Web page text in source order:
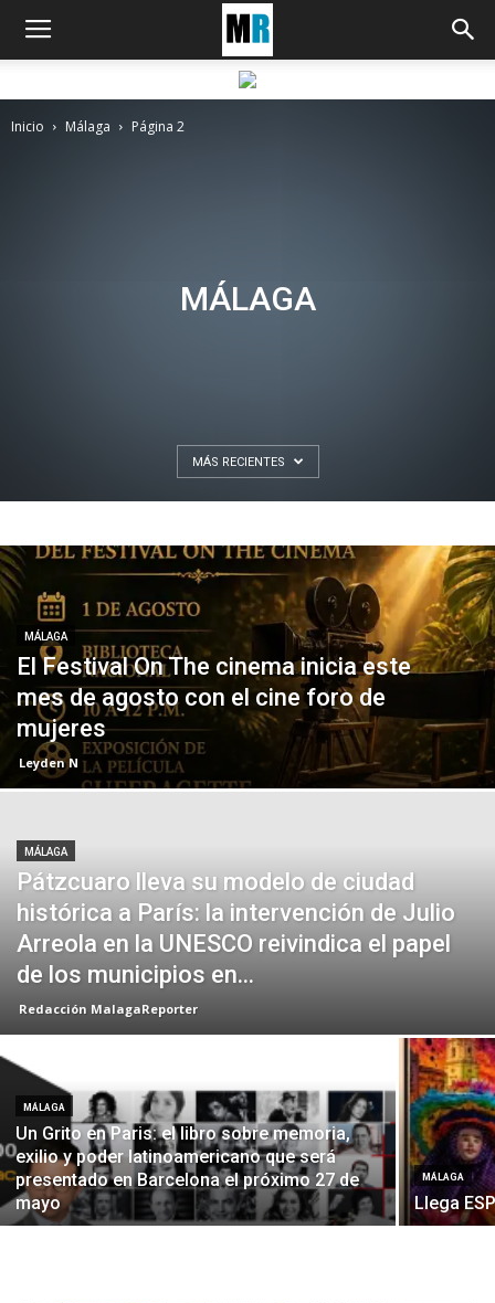
Inicio Málaga Página 2
MÁLAGA
MÁS RECIENTES
MÁLAGA
El Festival On The cinema inicia este
mes de agosto con el cine foro de
mujeres
Leyden N
MÁLAGA
Pátzcuaro lleva su modelo de ciudad
histórica a París: la intervención de Julio
Arreola en la UNESCO reivindica el papel
de los municipios en...
Redacción MalagaReporter
MÁLAGA
Un Grito en Paris: el libro sobre memoria,
exilio y poder latinoamericano que será
presentado en Barcelona el próximo 27 de
mayo
MÁLAGA
Llega